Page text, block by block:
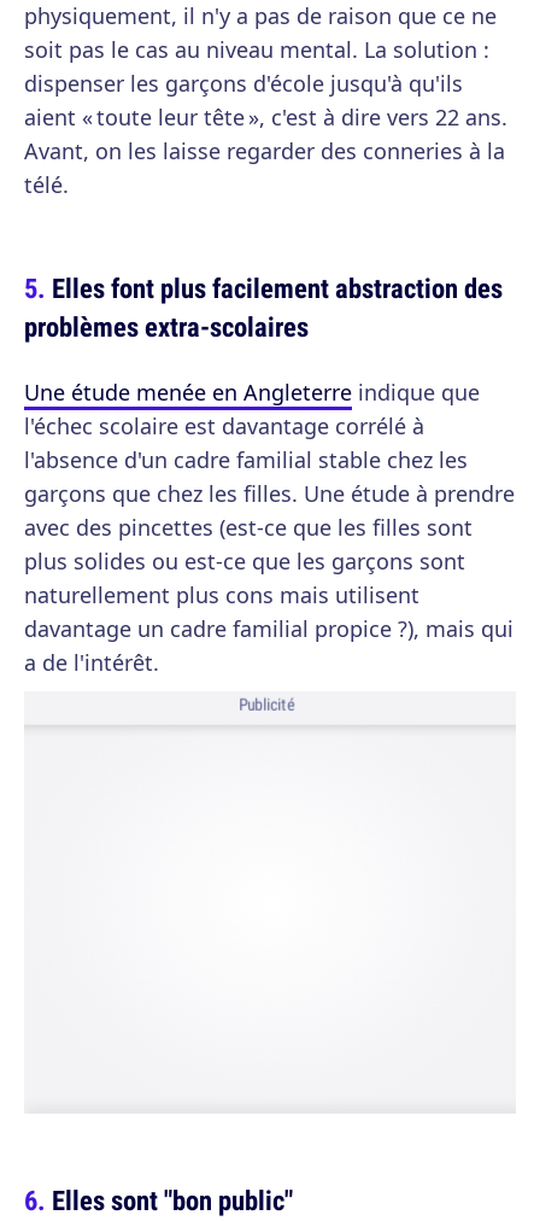
physiquement, il n'y a pas de raison que ce ne
soit pas le cas au niveau mental. La solution :
dispenser les garçons d'école jusqu'à qu'ils
aient « toute leur tête », c'est à dire vers 22 ans.
Avant, on les laisse regarder des conneries à la
télé.
Elles font plus facilement abstraction des
problèmes extra-scolaires
Une étude menée en Angleterre indique que
l'échec scolaire est davantage corrélé à
l'absence d'un cadre familial stable chez les
garçons que chez les filles. Une étude à prendre
avec des pincettes (est-ce que les filles sont
plus solides ou est-ce que les garçons sont
naturellement plus cons mais utilisent
davantage un cadre familial propice ?), mais qui
a de l'intérêt.
Publicité
Elles sont "bon public"